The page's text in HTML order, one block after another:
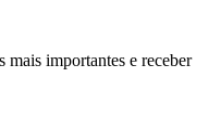
importantes e receber